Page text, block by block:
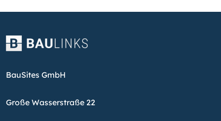
BauSites GmbH
Große Wasserstraße 22